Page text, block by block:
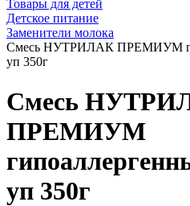
Товары для детей
Детское питание
Заменители молока
Смесь НУТРИЛАК ПРЕМИУМ
уп 350г
Смесь
ПРЕМИУМ
уп 350г